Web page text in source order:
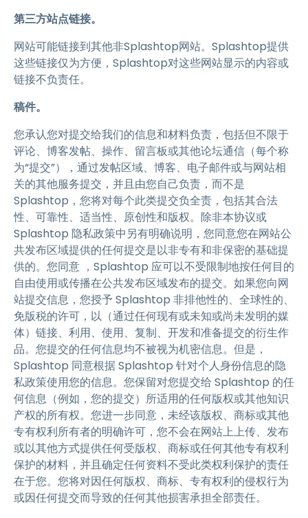
第三方站点链接。
网站可能链接到其他非Splashtop网站。Splashtop提供
这些链接仅为方便，Splashtop对这些网站显示的内容或
链接不负责任。
稿件。
您承认您对提交给我们的信息和材料负责，包括但不限于
评论、博客发帖、操作、留言板或其他论坛通信（每个称
为“提交”），通过发帖区域、博客、电子邮件或与网站相
关的其他服务提交，并且由您自己负责，而不是
Splashtop，您将对每个此类提交负全责，包括其合法
性、可靠性、适当性、原创性和版权。除非本协议或
Splashtop 隐私政策中另有明确说明，您同意您在网站公
共发布区域提供的任何提交是以非专有和非保密的基础提
供的。您同意 ，Splashtop 应可以不受限制地按任何目的
自由使用或传播在公共发布区域发布的提交。如果您向网
站提交信息，您授予 Splashtop 非排他性的、全球性的、
免版税的许可，以（通过任何现有或未知或尚未发明的媒
体）链接、利用、使用、复制、开发和准备提交的衍生作
品。您提交的任何信息均不被视为机密信息。但是，
Splashtop 同意根据 Splashtop 针对个人身份信息的隐
私政策使用您的信息。您保留对您提交给 Splashtop 的任
何信息（例如，您的提交）所适用的任何版权或其他知识
产权的所有权。您进一步同意，未经该版权、商标或其他
专有权利所有者的明确许可，您不会在网站上上传、发布
或以其他方式提供任何受版权、商标或任何其他专有权利
保护的材料，并且确定任何资料不受此类权利保护的责任
在于您。您将对因任何版权、商标、专有权利的侵权行为
或因任何提交而导致的任何其他损害承担全部责任。